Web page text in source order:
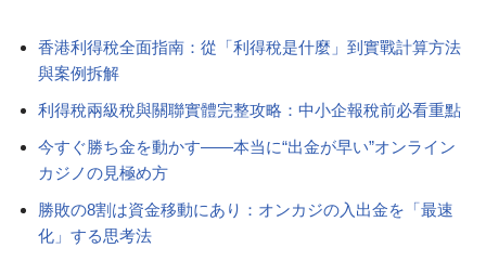
香港利得稅全面指南：從「利得稅是什麼」到實戰計算方法
與案例拆解
利得稅兩級稅與關聯實體完整攻略：中小企報稅前必看重點
今すぐ勝ち金を動かす――本当に“出金が早い”オンライン
カジノの見極め方
勝敗の8割は資金移動にあり：オンカジの入出金を「最速
化」する思考法